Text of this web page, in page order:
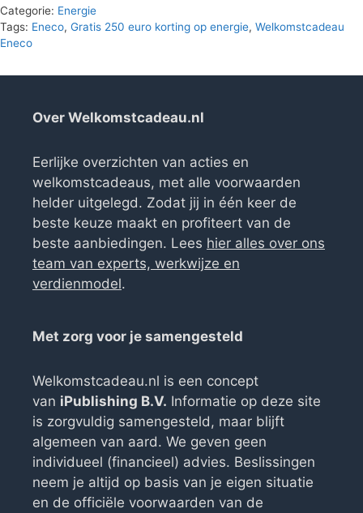
Categorie: Energie
Tags: Eneco, Gratis 250 euro korting op energie, Welkomstcadeau
Eneco
Over Welkomstcadeau.nl
Eerlijke overzichten van acties en
welkomstcadeaus, met alle voorwaarden
helder uitgelegd. Zodat jij in één keer de
beste keuze maakt en profiteert van de
beste aanbiedingen. Lees hier alles over ons
team van experts, werkwijze en
verdienmodel.
Met zorg voor je samengesteld
Welkomstcadeau.nl is een concept
van iPublishing B.V. Informatie op deze site
is zorgvuldig samengesteld, maar blijft
algemeen van aard. We geven geen
individueel (financieel) advies. Beslissingen
neem je altijd op basis van je eigen situatie
en de officiële voorwaarden van de